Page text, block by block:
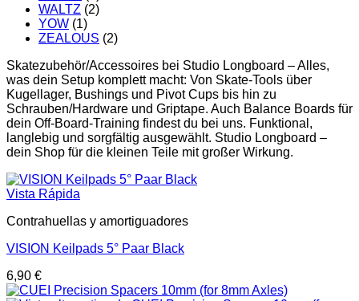
WALTZ (2)
YOW (1)
ZEALOUS (2)
Skatezubehör/Accessoires bei Studio Longboard – Alles,
was dein Setup komplett macht: Von Skate-Tools über
Kugellager, Bushings und Pivot Cups bis hin zu
Schrauben/Hardware und Griptape. Auch Balance Boards für
dein Off-Board-Training findest du bei uns. Funktional,
langlebig und sorgfältig ausgewählt. Studio Longboard –
dein Shop für die kleinen Teile mit großer Wirkung.
Vista Rápida
Contrahuellas y amortiguadores
VISION Keilpads 5° Paar Black
6,90 €